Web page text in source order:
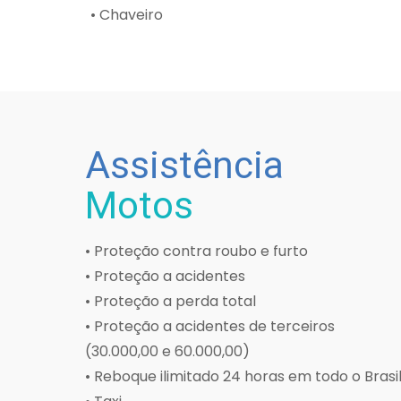
• Chaveiro
Assistência
Motos
• Proteção contra roubo e furto
• Proteção a acidentes
• Proteção a perda total
• Proteção a acidentes de terceiros
(30.000,00 e 60.000,00)
• Reboque ilimitado 24 horas em todo o